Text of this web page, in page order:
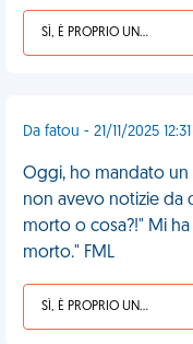
SÌ, È PROPRIO UNA VDM!
Da fatou - 21/11/2025 12:31
Oggi, ho mandato un
non avevo notizie da
morto o cosa?!" Mi
morto." FML
SÌ, È PROPRIO UNA VDM!